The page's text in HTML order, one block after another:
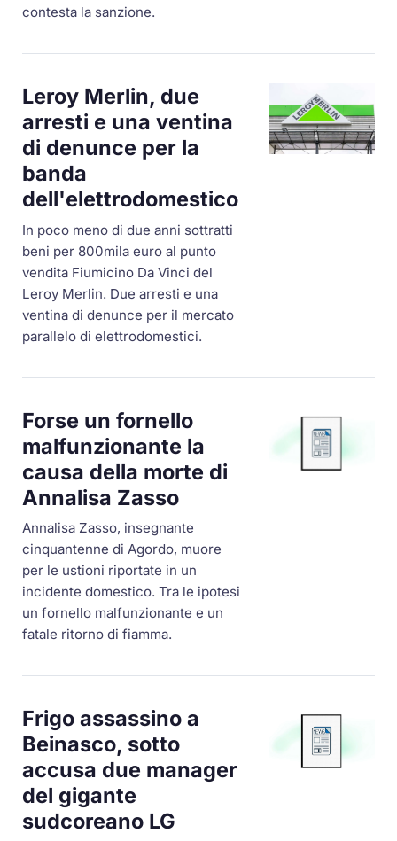
contesta la sanzione.
Leroy Merlin, due
arresti e una ventina
di denunce per la
banda
dell'elettrodomestico
In poco meno di due anni sottratti
beni per 800mila euro al punto
vendita Fiumicino Da Vinci del
Leroy Merlin. Due arresti e una
ventina di denunce per il mercato
parallelo di elettrodomestici.
Forse un fornello
malfunzionante la
causa della morte di
Annalisa Zasso
Annalisa Zasso, insegnante
cinquantenne di Agordo, muore
per le ustioni riportate in un
incidente domestico. Tra le ipotesi
un fornello malfunzionante e un
fatale ritorno di fiamma.
Frigo assassino a
Beinasco, sotto
accusa due manager
del gigante
sudcoreano LG